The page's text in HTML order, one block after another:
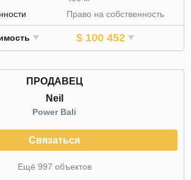
Право на собственность
$ 100 452
ПРОДАВЕЦ
Neil
Power Bali
Связаться
Ещё 997 объектов